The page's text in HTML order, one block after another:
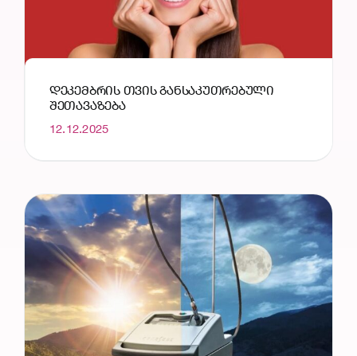
ᲓᲔᲙᲔᲛᲑᲠᲘᲡ ᲗᲕᲘᲡ ᲒᲐᲜᲡᲐᲙᲣᲗᲠᲔᲑᲣᲚᲘ
ᲨᲔᲗᲐᲕᲐᲖᲔᲑᲐ
12.12.2025